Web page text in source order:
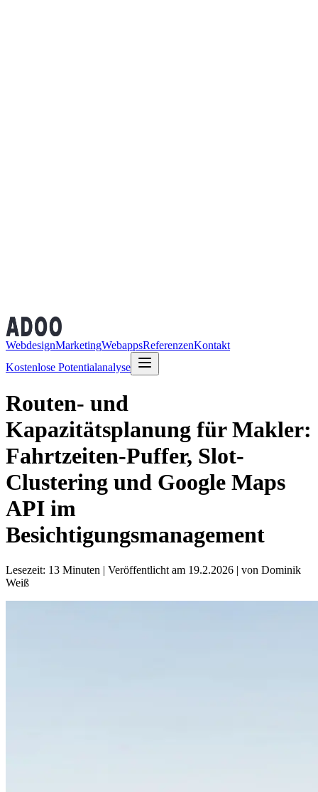
WebdesignMarketingWebappsReferenzenKontakt
Kostenlose Potentialanalyse
Routen- und
Kapazitätsplanung für Makler:
Fahrtzeiten-Puffer, Slot-
Clustering und Google Maps
API im
Besichtigungsmanagement
Lesezeit: 13 Minuten | Veröffentlicht am 19.2.2026 | von Dominik
Weiß